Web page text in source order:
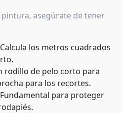
asegúrate de tener
Calcula los metros cuadrados
rodillo de pelo corto para
para los recortes.
Fundamental para proteger